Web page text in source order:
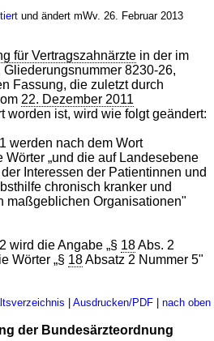
und ändert mWv. 26. Februar 2013
für Vertragszahnärzte in der im
Gliederungsnummer 8230-26,
Fassung, die zuletzt durch
22. Dezember 2011
worden ist, wird wie folgt geändert:
werden nach dem Wort
Wörter „und die auf Landesebene
Interessen der Patientinnen und
chronisch kranker und
maßgeblichen Organisationen"
wird die Angabe „§ 18Abs. 2
Wörter „§ 18Absatz 2 Nummer 5"
| Ausdrucken/PDF| nach oben
der Bundesärzteordnung